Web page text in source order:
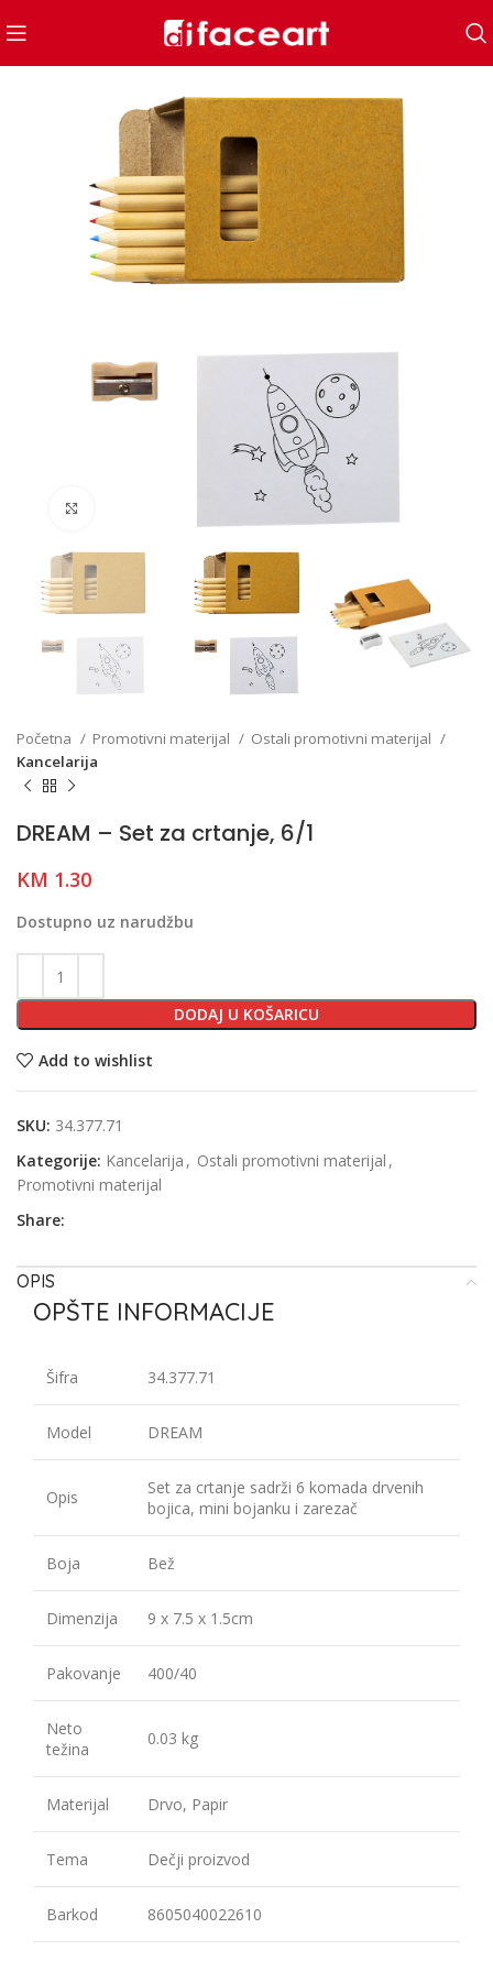
Početna Promotivni materijal
Ostali promotivni materijal
Kancelarija
DREAM – Set za crtanje, 6/1
KM 1.30
Dostupno uz narudžbu
DODAJ U KOŠARICU
Add to wishlist
SKU: 34.377.71
Kategorije: Kancelarija , Ostali promotivni materijal ,
Promotivni materijal
Share:
OPIS
OPŠTE INFORMACIJE
Šifra 34.377.71
Model DREAM
Opis
Set za crtanje sadrži 6 komada drvenih
bojica, mini bojanku i zarezač
Boja Bež
Dimenzija 9 x 7.5 x 1.5cm
Pakovanje 400/40
Neto
težina
0.03 kg
Materijal Drvo, Papir
Tema Dečji proizvod
Barkod 8605040022610